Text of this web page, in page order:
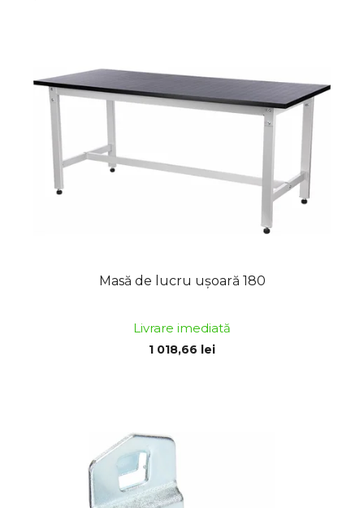
Masă de lucru ușoară 180
Livrare imediată
1 018,66 lei